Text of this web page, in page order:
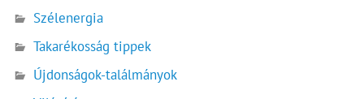
Szélenergia
Takarékosság tippek
Újdonságok-találmányok